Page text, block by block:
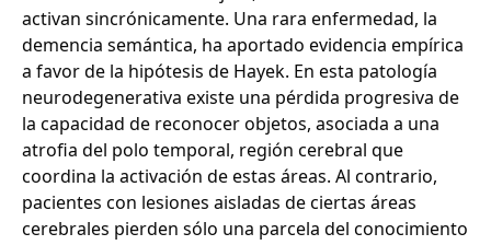
activan sincrónicamente. Una rara enfermedad, la
demencia semántica, ha aportado evidencia empírica
a favor de la hipótesis de Hayek. En esta patología
neurodegenerativa existe una pérdida progresiva de
la capacidad de reconocer objetos, asociada a una
atrofia del polo temporal, región cerebral que
coordina la activación de estas áreas. Al contrario,
pacientes con lesiones aisladas de ciertas áreas
cerebrales pierden sólo una parcela del conocimiento